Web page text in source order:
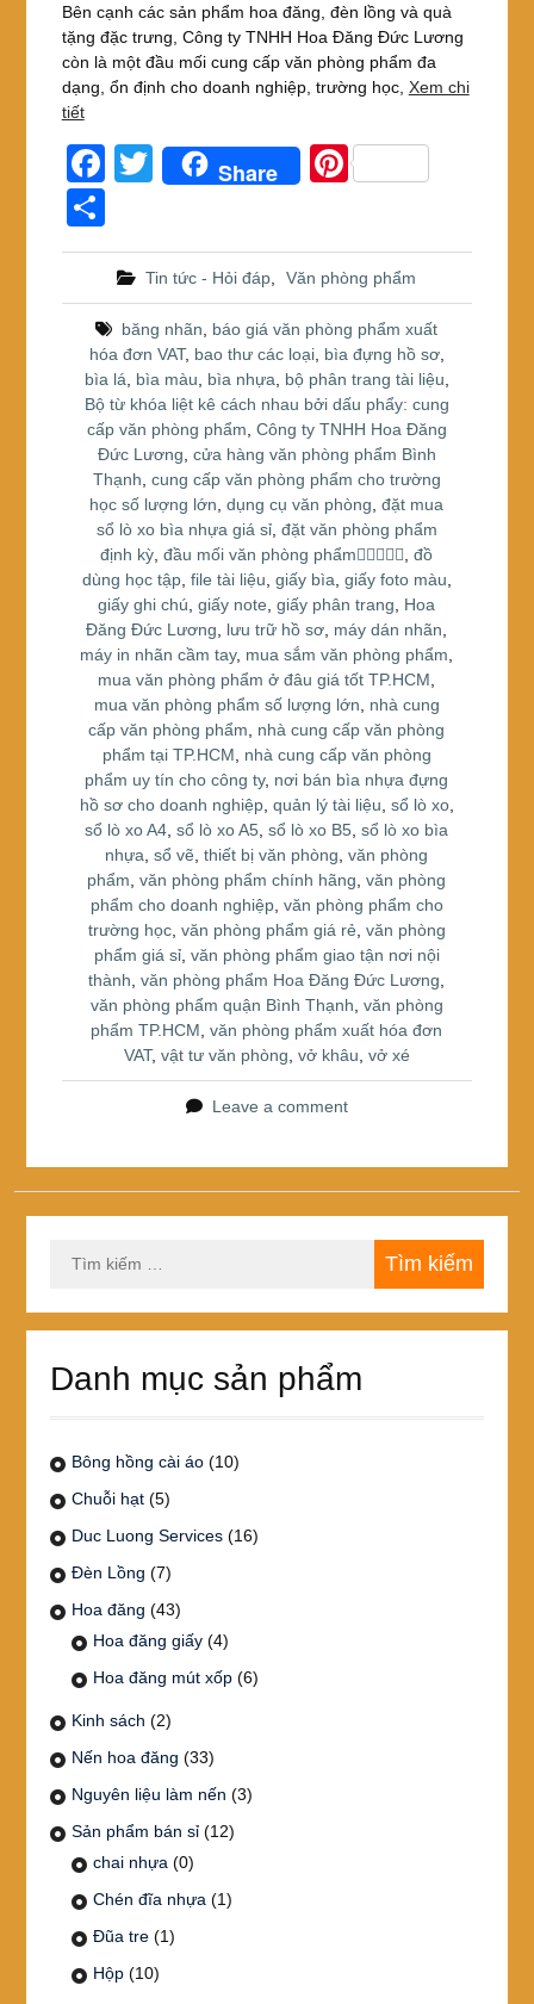
Bên cạnh các sản phẩm hoa đăng, đèn lồng và quà
tặng đặc trưng, Công ty TNHH Hoa Đăng Đức Lương
còn là một đầu mối cung cấp văn phòng phẩm đa
dạng, ổn định cho doanh nghiệp, trường học, Xem chi
tiết
F
a
c
e
b
o
o
k
T
er
Share
Pi
e
st
S
h
ar
e
Tin tức - Hỏi đáp Văn phòng phẩm
băng nhãn
báo giá văn phòng phẩm xuất
hóa đơn VAT, bao thư các loại, bìa đựng hồ sơ,
bìa lá
bìa màu bìa nhựa bộ phân trang tài liệu
Bộ từ khóa liệt kê cách nhau bởi dấu phẩy: cung
cấp văn phòng phẩm Công ty TNHH Hoa Đăng
Đức Lương cửa hàng văn phòng phẩm Bình
Thạnh cung cấp văn phòng phẩm cho trường
học số lượng lớn ,dụng cụ văn phòng ,đặt mua
sổ lò xo bìa nhựa giá sỉ, đặt văn phòng phẩm
định kỳ ,đầu mối văn phòng phẩm ,đồ
dùng học tập, file tài liệu giấy bìa giấy foto màu
giấy ghi chú ,giấy note ,giấy phân trang
Hoa
Đăng Đức Lương
lưu trữ hồ sơ máy dán nhãn
máy in nhãn cầm tay, mua sắm văn phòng phẩm
mua văn phòng phẩm ở đâu giá tốt TP.HCM
mua văn phòng phẩm số lượng lớn
nhà cung
cấp văn phòng phẩm
nhà cung cấp văn phòng
phẩm tại TP.HCM
nhà cung cấp văn phòng
phẩm uy tín cho công ty, nơi bán bìa nhựa đựng
hồ sơ cho doanh nghiệp, quản lý tài liệu sổ lò xo,
sổ lò xo A4 ,sổ lò xo A5 ,sổ lò xo B5 ,sổ lò xo bìa
nhựa ,sổ vẽ ,thiết bị văn phòng ,văn phòng
phẩm ,văn phòng phẩm chính hãng ,văn phòng
phẩm cho doanh nghiệp, văn phòng phẩm cho
trường học, văn phòng phẩm giá rẻ văn phòng
phẩm giá sỉ, văn phòng phẩm giao tận nơi nội
thành ,văn phòng phẩm Hoa Đăng Đức Lương
văn phòng phẩm quận Bình Thạnh văn phòng
phẩm TP.HCM ,văn phòng phẩm xuất hóa đơn
VAT, vật tư văn phòng vở khâu vở xé
Leave a comment
kiếm
Danh mục sản phẩm
Bông hồng cài áo (10)
Chuỗi hạt (5)
Duc Luong Services (16)
Đèn Lồng (7)
Hoa đăng (43)
Hoa đăng giấy (4)
Hoa đăng mút xốp (6)
Kinh sách (2)
Nến hoa đăng (33)
Nguyên liệu làm nến (3)
Sản phẩm bán sỉ (12)
chai nhựa (0)
Chén đĩa nhựa (1)
Đũa tre (1)
Hộp (10)